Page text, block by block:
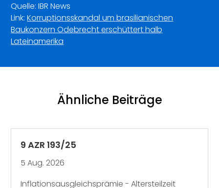
Quelle: IBR News
Link:Korruptionsskandal um brasilianischen
Baukonzern Odebrecht erschüttert halb
Lateinamerika
Ähnliche Beiträge
9 AZR 193/25
5 Aug. 2026
Inflationsausgleichsprämie - Altersteilzeit